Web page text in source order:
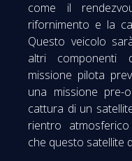
come il
rifornimento e la
Questo veicolo
altri componenti
missione pilota
una missione pre-
cattura di un
rientro
che questo satellite